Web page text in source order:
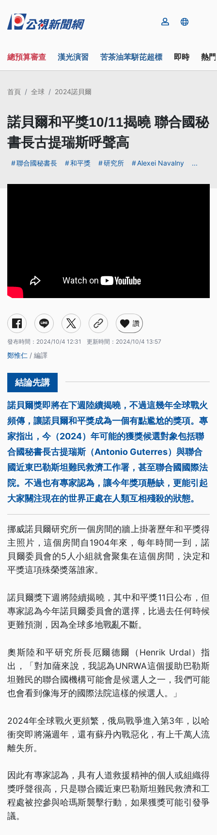
總預算審查 漢光演習 苦茶油苯駢芘超標 即時 熱
首頁 全球 2024諾貝爾
諾貝爾和平獎10/11揭曉 聯合國秘
書長古提瑞斯呼聲高
聯合國秘書長 和平獎 研究所 Alexei Navalny ...
讚
發布時間： 2024/10/4 12:31 更新時間： 2024/10/4 13:57
鄭惟仁 / 編譯
諾貝爾獎即將在下週陸續揭曉，不過這幾年全球戰火
頻傳，讓諾貝爾和平獎成為一個有點尷尬的獎項。專
家指出，今（2024）年可能的獲獎候選對象包括聯
合國秘書長古提瑞斯（Antonio Guterres）與聯合
國近東巴勒斯坦難民救濟工作署，甚至聯合國國際法
院。不過也有專家認為，讓今年獎項懸缺，更能引起
大家關注現在的世界正處在人類互相殘殺的狀態。
挪威諾貝爾研究所一個房間的牆上掛著歷年和平獎得
主照片，這個房間自1904年來，每年時間一到，諾
貝爾委員會的5人小組就會聚集在這個房間，決定和
平獎這項殊榮獎落誰家。
諾貝爾獎下週將陸續揭曉，其中和平獎11日公布，但
專家認為今年諾貝爾委員會的選擇，比過去任何時候
更難預測，因為全球多地戰亂不斷。
奧斯陸和平研究所長厄爾德爾（Henrik Urdal）指
出，「對加薩來說，我認為UNRWA這個援助巴勒斯
坦難民的聯合國機構可能會是候選人之一，我們可能
也會看到像海牙的國際法院這樣的候選人。」
2024年全球戰火更頻繁，俄烏戰爭進入第3年，以哈
衝突即將滿週年，還有蘇丹內戰惡化，有上千萬人流
離失所。
因此有專家認為，具有人道救援精神的個人或組織得
獎呼聲很高，只是聯合國近東巴勒斯坦難民救濟和工
程處被控參與哈瑪斯襲擊行動，如果獲獎可能引發爭
議。